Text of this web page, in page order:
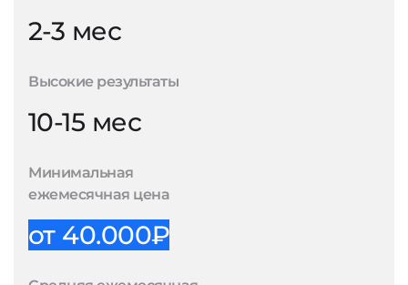
2-3 мес
Высокие результаты
10-15 мес
Минимальная
ежемесячная цена
от 40.000₽